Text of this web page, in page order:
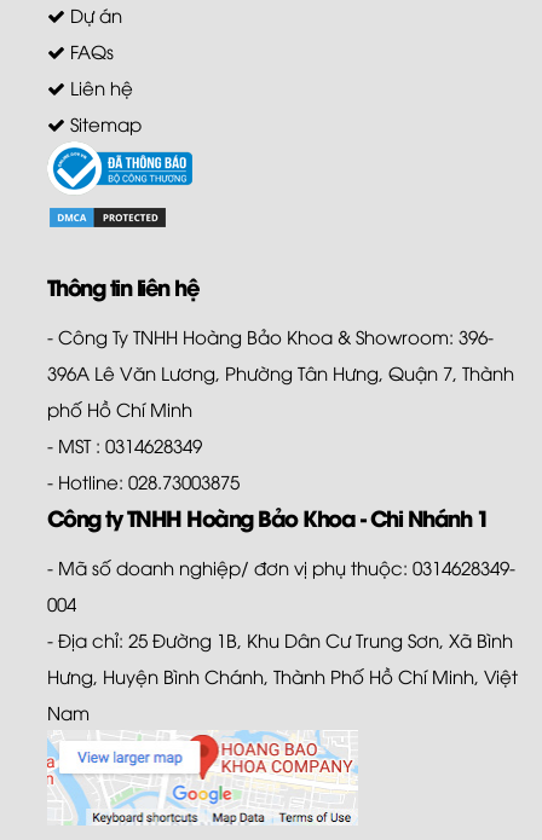
Dự án
FAQs
Liên hệ
Sitemap
Thông tin liên hệ
- Công Ty TNHH Hoàng Bảo Khoa & Showroom: 396-
396A Lê Văn Lương, Phường Tân Hưng, Quận 7, Thành
phố Hồ Chí Minh
- MST : 0314628349
- Hotline: 028.73003875
Công ty TNHH Hoàng Bảo Khoa - Chi Nhánh 1
- Mã số doanh nghiệp/ đơn vị phụ thuộc: 0314628349-
004
- Địa chỉ: 25 Đường 1B, Khu Dân Cư Trung Sơn, Xã Bình
Hưng, Huyện Bình Chánh, Thành Phố Hồ Chí Minh, Việt
Nam